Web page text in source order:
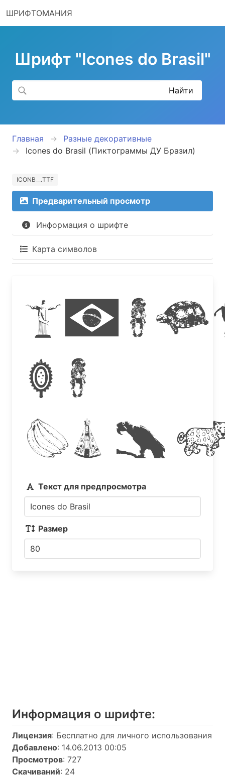
ШРИФТОМАНИЯ
Шрифт "Icones do Brasil"
Главная
Разные декоративные
Icones do Brasil (Пиктограммы ДУ Бразил)
ICONB__.TTF
Предварительный просмотр
Информация о шрифте
Карта символов
do
Текст для предпросмотра
Размер
Информация о шрифтe:
Лицензия: Бесплатно для личного использования
Добавлено: 14.06.2013 00:05
Просмотров: 727
Скачиваний: 24